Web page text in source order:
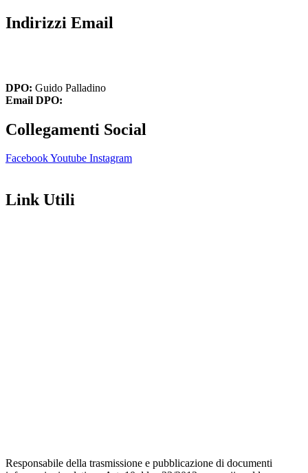
Indirizzi Email
DPO: Guido Palladino
Email DPO:
Collegamenti Social
FacebookYoutube Instagram
Link Utili
Responsabile della trasmissione e pubblicazione di documenti